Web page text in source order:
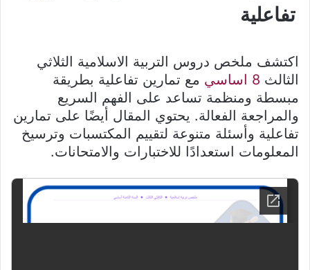
تفاعلية
اكتشف ملخص دروس التربية الاسلامية الثلاثي
الثالث 8 اساسي
مع تمارين تفاعلية بطريقة
مبسطة ومنظمة تساعد على الفهم السريع
والمراجعة الفعالة. يحتوي المقال أيضًا على تمارين
تفاعلية وأسئلة متنوعة لتقييم المكتسبات وترسيخ
المعلومات استعدادًا للاختبارات والامتحانات.